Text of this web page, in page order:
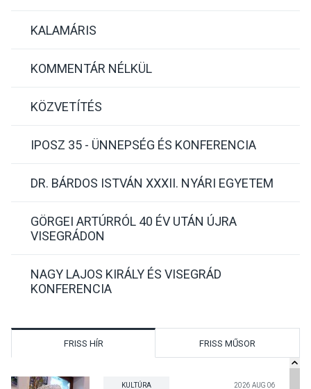
KALAMÁRIS
KOMMENTÁR NÉLKÜL
KÖZVETÍTÉS
IPOSZ 35 - ÜNNEPSÉG ÉS KONFERENCIA
DR. BÁRDOS ISTVÁN XXXII. NYÁRI EGYETEM
GÖRGEI ARTÚRRÓL 40 ÉV UTÁN ÚJRA
VISEGRÁDON
NAGY LAJOS KIRÁLY ÉS VISEGRÁD
KONFERENCIA
FRISS HÍR FRISS MŰSOR
KULTÚRA 2026 AUG 06